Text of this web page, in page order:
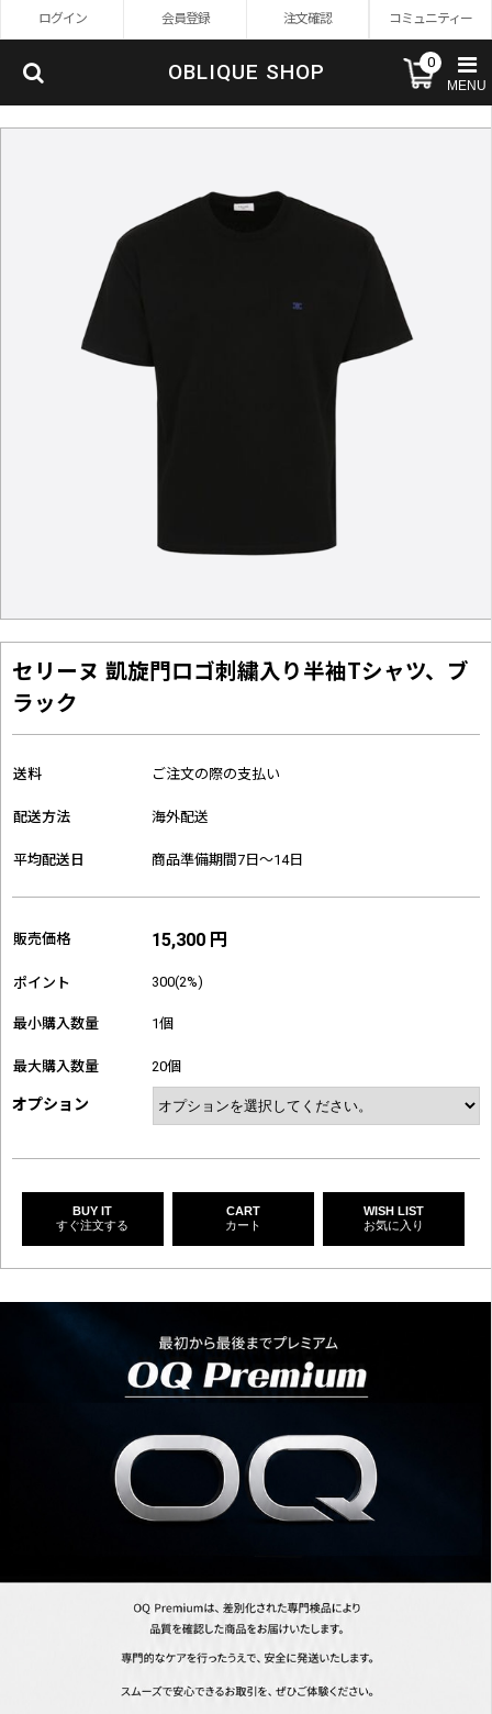
ログイン 会員登録 注文確認 コミュニティー
OBLIQUE SHOP 0
MENU
セリーヌ 凱旋門ロゴ刺繍入り半袖Tシャツ、ブ
ラック
送料 ご注文の際の支払い
配送方法 海外配送
平均配送日 商品準備期間7日～14日
販売価格 15,300 円
ポイント 300(2%)
最小購入数量 1個
最大購入数量 20個
オプション
BUY IT
すぐ注文する
CART
カート
WISH LIST
お気に入り